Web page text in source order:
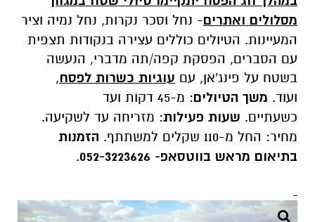
מסלולים ואתרים- נחל וסכר נקרות, נחל נמיה וציר
המעיינות. הטיולים כוללים עצירה בנקודות תצפית
עם הסברים, הפסקת קפה/תה מדברי, הנעשה
בשטח על פינג'אן, עם עוגיות כשרות לפסח,
ועוד. משך הטיולים
: מ-45 דקות ועד
כשעתיים. שעות פעילות: מזריחה עד לשקיעה.
מחיר: החל מ-110 שקלים למשתתף.
הזמנות
בתיאום מראש בווטסאפ-
.